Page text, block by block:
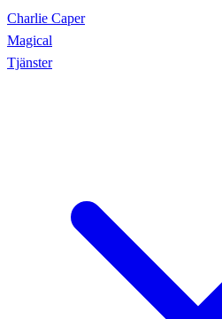
Charlie Caper
Magical
Tjänster